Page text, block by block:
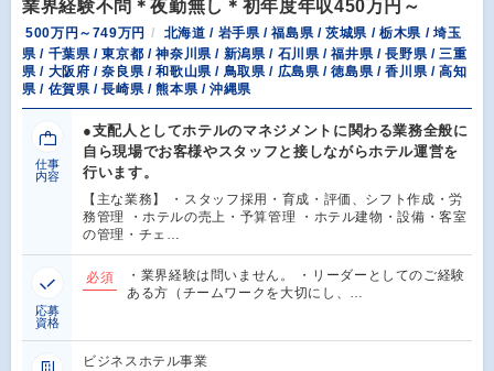
業界経験不問＊夜勤無し＊初年度年収450万円～
500万円～749万円
北海道 / 岩手県 / 福島県 / 茨城県 / 栃木県 / 埼玉
県 / 千葉県 / 東京都 / 神奈川県 / 新潟県 / 石川県 / 福井県 / 長野県 / 三重
県 / 大阪府 / 奈良県 / 和歌山県 / 鳥取県 / 広島県 / 徳島県 / 香川県 / 高知
県 / 佐賀県 / 長崎県 / 熊本県 / 沖縄県
仕事
内容
●支配人としてホテルのマネジメントに関わる業務全般に
自ら現場でお客様やスタッフと接しながらホテル運営を
行います。
【主な業務】 ・スタッフ採用・育成・評価、シフト作成・労
務管理 ・ホテルの売上・予算管理 ・ホテル建物・設備・客室
の管理・チェ…
応募
資格
必須
・業界経験は問いません。 ・リーダーとしてのご経験
ある方（チームワークを大切にし、…
ビジネスホテル事業